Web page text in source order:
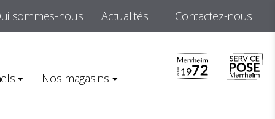
sommes-nous Actualités Contactez-nous
Nos magasins
- Merrheim